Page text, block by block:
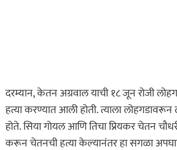
दरम्यान, केतन अग्रवाल याची १८ जून रोजी
हत्या करण्यात आली होती. त्याला
होते. सिया गोयल आणि तिचा प्रियकर चेतन
करून चेतनची हत्या केल्यानंतर हा सगळा